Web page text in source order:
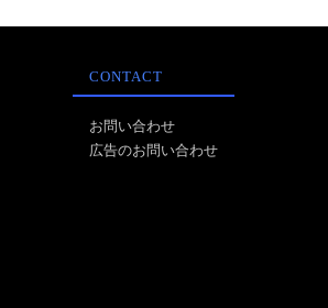
CONTACT
お問い合わせ
広告のお問い合わせ